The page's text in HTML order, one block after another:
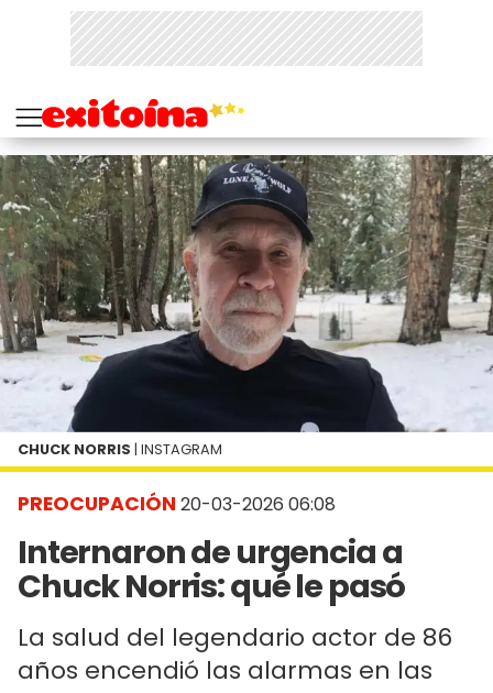
PREOCUPACIÓN 20-03-2026 06:08
Internaron de urgencia a
Chuck Norris: qué le pasó
La salud del legendario actor de 86
años encendió las alarmas en las
CHUCK NORRIS | INSTAGRAM